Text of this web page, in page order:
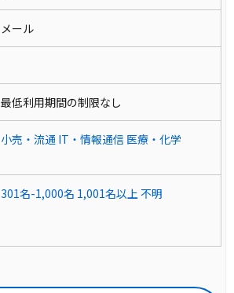
メール
最低利用期間の制限なし
小売・流通 IT・情報通信 医療・化学
301名-1,000名 1,001名以上 不明